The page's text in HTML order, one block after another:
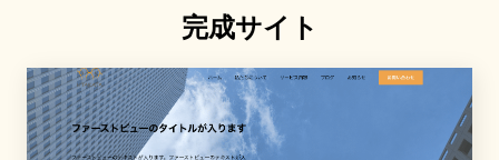
完成サイト